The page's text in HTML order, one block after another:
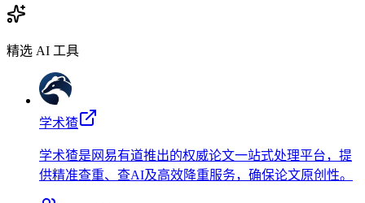
精选 AI 工具
学术猹
学术猹是网易有道推出的权威论文一站式处理平台，提
供精准查重、查AI及高效降重服务，确保论文原创性。